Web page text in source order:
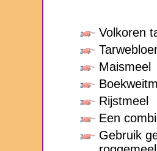
Volkoren
Maismeel
Rijstmeel
Een
Gebruik